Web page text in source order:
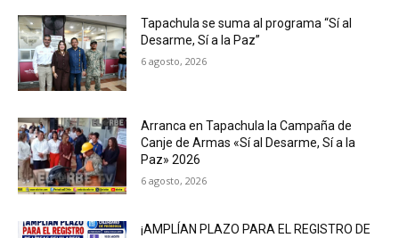
Tapachula se suma al programa “Sí al
Desarme, Sí a la Paz”
6 agosto, 2026
Arranca en Tapachula la Campaña de
Canje de Armas «Sí al Desarme, Sí a la
Paz» 2026
6 agosto, 2026
¡AMPLÍAN PLAZO PARA EL REGISTRO DE